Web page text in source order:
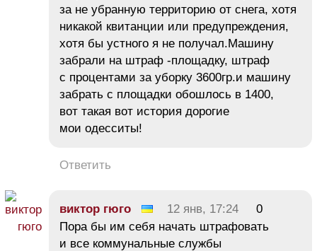
за не убранную территорию от снега, хотя
никакой квитанции или предупреждения,
хотя бы устного я не получал.Машину
забрали на штраф -площадку, штраф
с процентами за уборку 3600гр.и машину
забрать с площадки обошлось в 1400,
вот такая вот история дорогие
мои одесситы!
Ответить
виктор гюго 12 янв, 17:24
0
Пора бы им себя начать штрафовать
и все коммунальные службы